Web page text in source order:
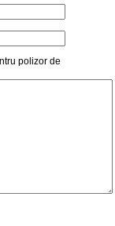
polizor de